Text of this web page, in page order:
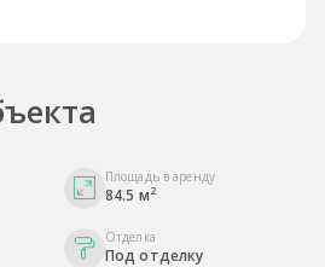
Площадь в аренду
84.5 м2
Отделка
Под отделку